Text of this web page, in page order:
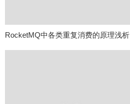
RocketMQ中各类重复消费的原理浅析